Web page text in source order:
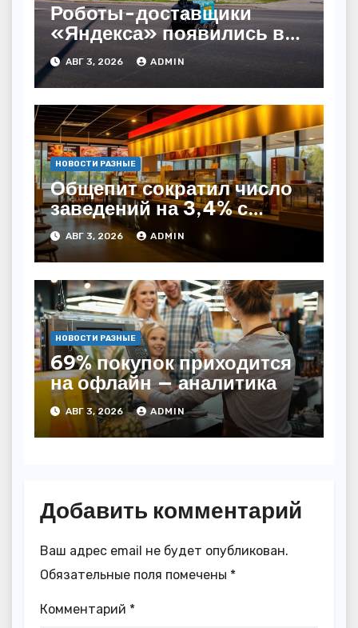
Роботы-доставщики
«Яндекса» появились в
Казахстане
АВГ 3, 2026 ADMIN
НОВОСТИ РАЗНЫЕ
Общепит сократил число
заведений на 3,4% с
начала года — INFOLine
АВГ 3, 2026 ADMIN
НОВОСТИ РАЗНЫЕ
69% покупок приходится
на офлайн — аналитика
АВГ 3, 2026 ADMIN
Добавить комментарий
Ваш адрес email не будет опубликован.
Обязательные поля помечены *
Комментарий *